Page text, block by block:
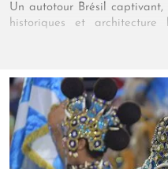
Un autotour Brésil captivant,
historiques et architecture
découvrir l’âme